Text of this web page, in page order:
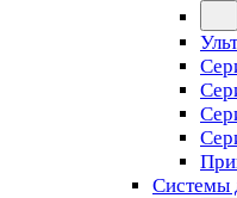
Системы